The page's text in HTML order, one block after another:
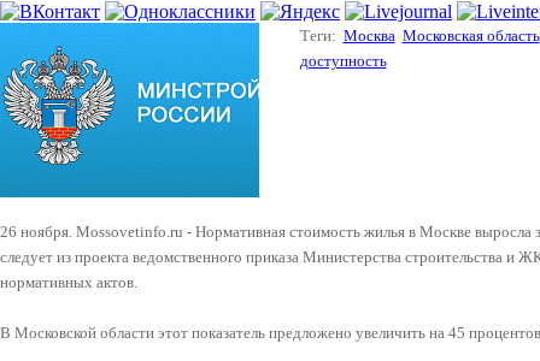
Теги: Москва Московская область
доступность
26 ноября. Mossovetinfo.ru - Нормативная стоимость жилья в Москве выросла
следует из проекта ведомственного приказа Министерства строительства и
нормативных актов.
В Московской области этот показатель предложено увеличить на 45